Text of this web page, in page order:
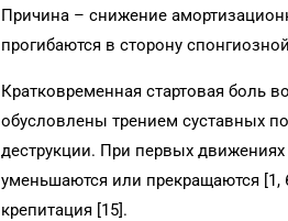
Причина – снижение
прогибаются в сторону
Кратковременная стартовая боль
обусловлены трением суставных
деструкции. При первых
уменьшаются или прекращаются [1,
крепитация [15].